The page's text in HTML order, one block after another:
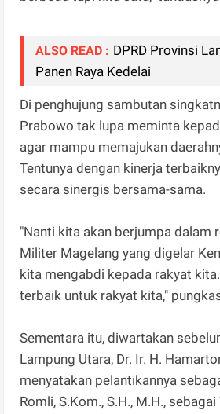
ALSO READ : DPRD Provinsi
Panen Raya Kedelai
Di penghujung sambutan
Prabowo tak lupa meminta
agar mampu memajukan
Tentunya dengan kinerja
secara sinergis bersama-sama.
"Nanti kita akan berjumpa dalam
Militer Magelang yang digelar
kita mengabdi kepada rakyat
terbaik untuk rakyat kita,"
Sementara itu, diwartakan
Lampung Utara, Dr. Ir. H.
menyatakan pelantikannya
Romli, S.Kom., S.H., M.H.,